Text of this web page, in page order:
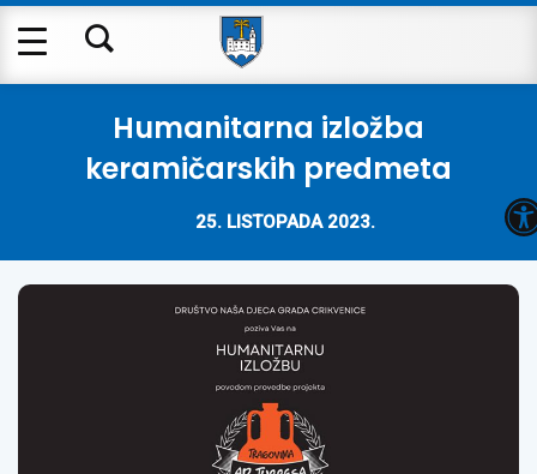
Humanitarna izložba
keramičarskih predmeta
25. LISTOPADA 2023.